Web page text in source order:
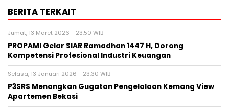
BERITA TERKAIT
Jumat, 13 Maret 2026 - 23:50 WIB
PROPAMI Gelar SIAR Ramadhan 1447 H, Dorong
Kompetensi Profesional Industri Keuangan
Selasa, 13 Januari 2026 - 23:30 WIB
P3SRS Menangkan Gugatan Pengelolaan Kemang View
Apartemen Bekasi